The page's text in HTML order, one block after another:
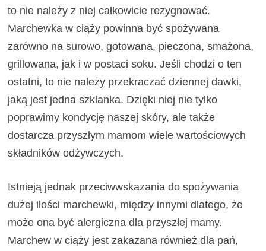
to nie należy z niej całkowicie rezygnować.
Marchewka w ciąży powinna być spożywana
zarówno na surowo, gotowana, pieczona, smażona,
grillowana, jak i w postaci soku. Jeśli chodzi o ten
ostatni, to nie należy przekraczać dziennej dawki,
jaką jest jedna szklanka. Dzięki niej nie tylko
poprawimy kondycję naszej skóry, ale także
dostarcza przyszłym mamom wiele wartościowych
składników odżywczych.
Istnieją jednak przeciwwskazania do spożywania
dużej ilości marchewki, między innymi dlatego, że
może ona być alergiczna dla przyszłej mamy.
Marchew w ciąży jest zakazana również dla pań,